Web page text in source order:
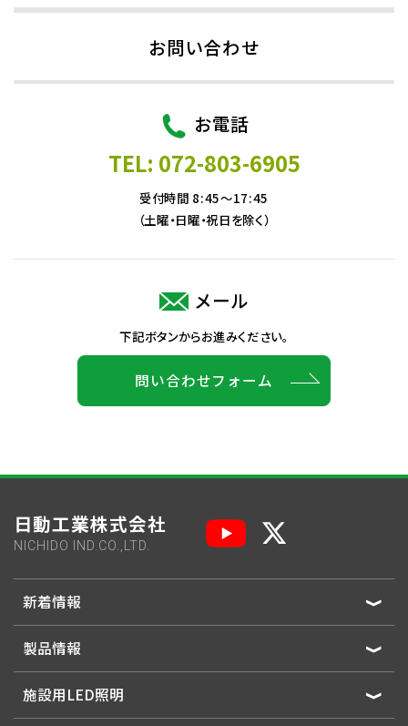
お問い合わせ
お電話
TEL: 072-803-6905
受付時間 8:45～17:45
（土曜・日曜・祝日を除く）
メール
下記ボタンからお進みください。
問い合わせフォーム
日動工業株式会社
NICHIDO IND.CO.,LTD.
新着情報
製品情報
施設用LED照明